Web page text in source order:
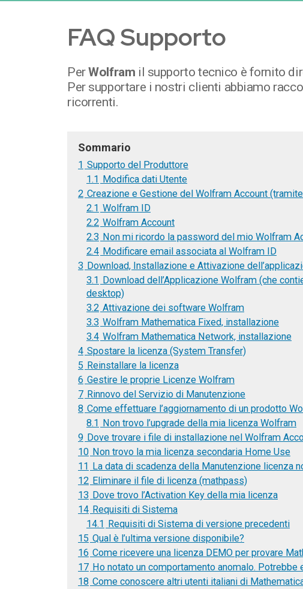
FAQ Supporto
PerWolfram il supporto tecnico è fornito
Per supportare i nostri clienti abbiamo
ricorrenti.
Sommario
1 Supporto del Produttore
1.1 Modifica dati Utente
2 Creazione e Gestione del Wolfram Account
2.1 Wolfram ID
2.2 Wolfram Account
2.3 Non mi ricordo la password del mio Wolfram
2.4 Modificare email associata al Wolfram ID
3 Download, Installazione e Attivazione
3.1 Download dell’Applicazione Wolfram (che
desktop)
3.2 Attivazione dei software Wolfram
3.3 Wolfram Mathematica Fixed, installazione
3.4 Wolfram Mathematica Network, installazione
4 Spostare la licenza (System Transfer)
5 Reinstallare la licenza
6 Gestire le proprie Licenze Wolfram
7 Rinnovo del Servizio di Manutenzione
8 Come effettuare l’aggiornamento di un prodotto
8.1 Non trovo l’upgrade della mia licenza Wolfram
9 Dove trovare i file di installazione nel Wolfram
10 Non trovo la mia licenza secondaria Home Use
11 La data di scadenza della Manutenzione licenza
12 Eliminare il file di licenza (mathpass)
13 Dove trovo l’Activation Key della mia licenza
14 Requisiti di Sistema
14.1 Requisiti di Sistema di versione precedenti
15 Qual è l’ultima versione disponibile?
16 Come ricevere una licenza DEMO per provare
17 Ho notato un comportamento anomalo. Potrebbe
18 Come conoscere altri utenti italiani di